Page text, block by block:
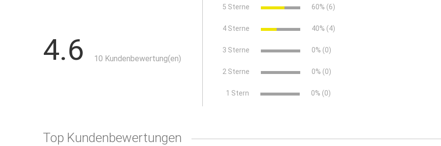
Technische Daten:
Akkukapazität: 2 Ah
1 × Transportkoffer
4.6 10 Kundenbewertung(en)
5 Sterne 60% (6)
4 Sterne 40% (4)
3 Sterne 0% (0)
2 Sterne 0% (0)
1 Stern 0% (0)
Top Kundenbewertungen